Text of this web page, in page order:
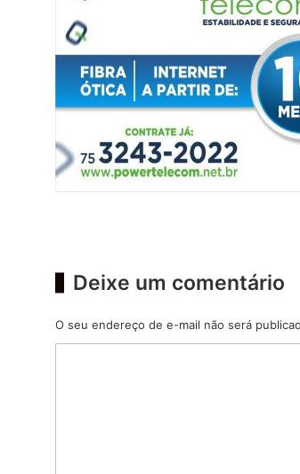
Deixe um comentário
O seu endereço de e-mail não será